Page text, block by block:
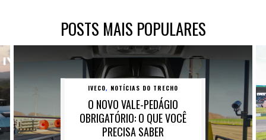
POSTS MAIS POPULARES
IVECO, NOTÍCIAS DO TRECHO
O NOVO VALE-PEDÁGIO
OBRIGATÓRIO: O QUE VOCÊ
PRECISA SABER